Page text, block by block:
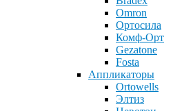
Omron
Ортосила
Комф-Орт
Gezatone
Fosta
Аппликаторы
Ortowells
Элтиз